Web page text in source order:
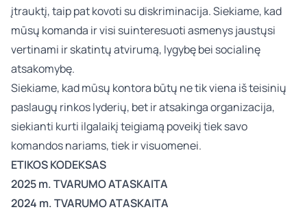
įtrauktį, taip pat kovoti su diskriminacija. Siekiame, kad
mūsų komanda ir visi suinteresuoti asmenys jaustųsi
vertinami ir skatintų atvirumą, lygybę bei socialinę
atsakomybę.
Siekiame, kad mūsų kontora būtų ne tik viena iš teisinių
paslaugų rinkos lyderių, bet ir atsakinga organizacija,
siekianti kurti ilgalaikį teigiamą poveikį tiek savo
komandos nariams, tiek ir visuomenei.
ETIKOS KODEKSAS
2025 m.TVARUMO ATASKAITA
2024 m. TVARUMO ATASKAITA